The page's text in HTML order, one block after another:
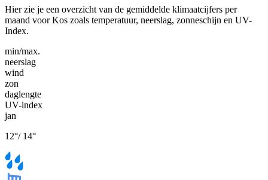
Hier zie je een overzicht van de gemiddelde klimaatcijfers per
maand voor Kos zoals temperatuur, neerslag, zonneschijn en UV-
Index.
min/max.
neerslag
wind
zon
daglengte
UV-index
jan
12°/ 14°